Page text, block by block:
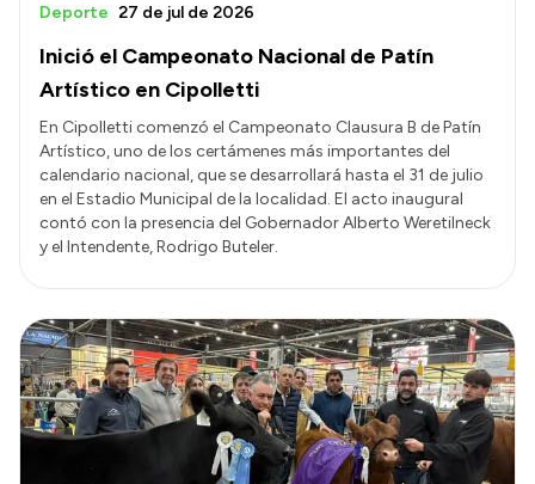
Inició el Campeonato Nacional de Patín
Artístico en Cipolletti
Deporte 27 de jul de 2026
En Cipolletti comenzó el Campeonato Clausura B de Patín
Artístico, uno de los certámenes más importantes del
calendario nacional, que se desarrollará hasta el 31 de julio
en el Estadio Municipal de la localidad. El acto inaugural
contó con la presencia del Gobernador Alberto Weretilneck
y el Intendente, Rodrigo Buteler.